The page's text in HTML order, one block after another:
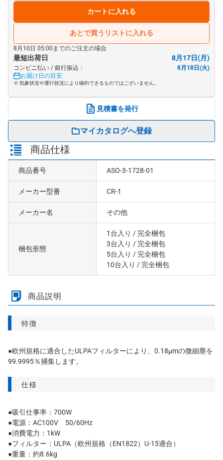
カートに入れる
あとで買うリストに入れる
8月10日 05:00までのご注文の場合
最短出荷日 8月17日(月)
コンビニ払い / 銀行振込：
8月18日(火)
お届け日の目安
※ 気象状況や運行状況により確約できるものではございません。
見積書を発行
マイカタログへ登録
商品仕様
商品番号 ASO-3-1728-01
メーカー型番 CR-1
メーカー名 その他
梱包形態
1台入り / 完全梱包
3台入り / 完全梱包
5台入り / 完全梱包
10台入り / 完全梱包
商品説明
特徴
●欧州規格に適合したULPAフィルターにより、0.18μmの微細塵を
99.9995％捕集します。
仕様
●吸引仕事率：700W
●電源：AC100V 50/60Hz
●消費電力：1kW
●フィルター：ULPA（欧州規格（EN1822）U-15適合）
●重量：約8.6kg